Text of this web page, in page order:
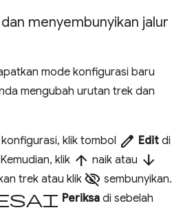
menyembunyikan jalur
mode konfigurasi baru
mengubah urutan trek dan
klik tombol edit Edit di
klik arrow_upward naik atau arrow_downward
trek atau klik visibility_off sembunyikan.
Periksa di sebelah